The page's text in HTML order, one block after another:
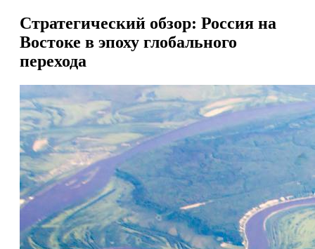
Стратегический обзор: Россия на
Востоке в эпоху глобального
перехода